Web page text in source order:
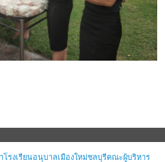
รงเรียนอนุบาลเมืองใหม่ชลบุรีคณะผู้บริหาร